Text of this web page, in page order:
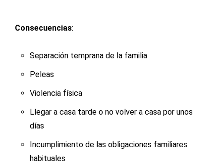
Consecuencias:
Separación temprana de la familia
Peleas
Violencia física
Llegar a casa tarde o no volver a casa por unos
días
Incumplimiento de las obligaciones familiares
habituales